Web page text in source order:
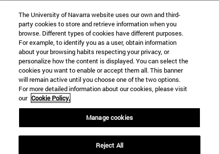
The University of Navarra website uses our own and third-
party cookies to store and retrieve information when you
browse. Different types of cookies have different purposes.
For example, to identify you as a user, obtain information
about your browsing habits respecting your privacy, or
personalize how the content is displayed. You can select the
cookies you want to enable or accept them all. This banner
will remain active until you choose one of the two options.
For more detailed information about our cookies, please visit
our Cookie Policy.
Manage cookies
Reject All